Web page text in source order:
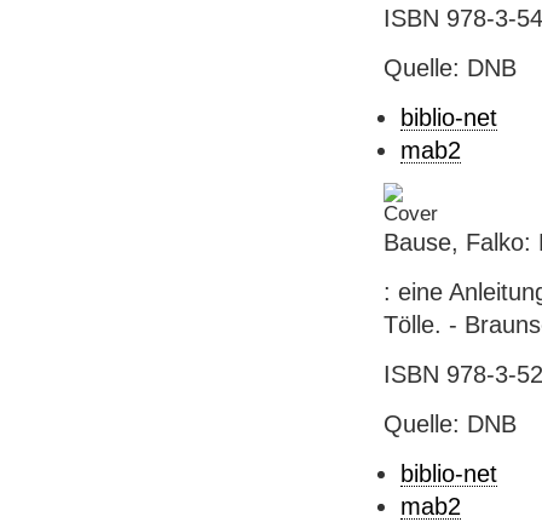
ISBN 978-3-
Quelle: DNB
biblio-net
mab2
Bause, Falko:
: eine
Tölle. -
ISBN 978-3-
Quelle: DNB
biblio-net
mab2